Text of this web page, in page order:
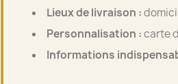
Lieux de livraison :
Personnalisation :carte
Informations